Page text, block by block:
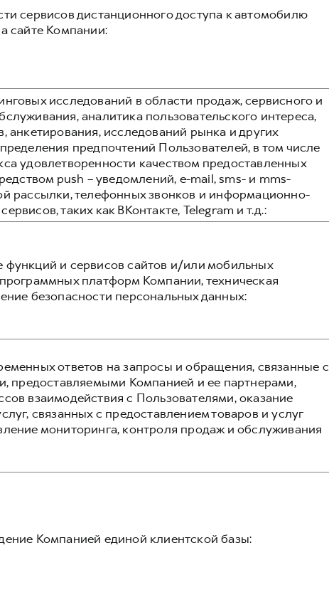
сервисов дистанционного доступа к автомобилю
сайте Компании:
исследований в области продаж, сервисного и
аналитика пользовательского интереса,
анкетирования, исследований рынка и других
предпочтений Пользователей, в том числе
удовлетворенности качеством предоставленных
push – уведомлений, e-mail, sms- и mms-
рассылки, телефонных звонков и информационно-
таких как ВКонтакте, Telegram и т.д.:
функций и сервисов сайтов и/или мобильных
платформ Компании, техническая
безопасности персональных данных:
ответов на запросы и обращения, связанные с
предоставляемыми Компанией и ее партнерами,
взаимодействия с Пользователями, оказание
связанных с предоставлением товаров и услуг
мониторинга, контроля продаж и обслуживания
Компанией единой клиентской базы: